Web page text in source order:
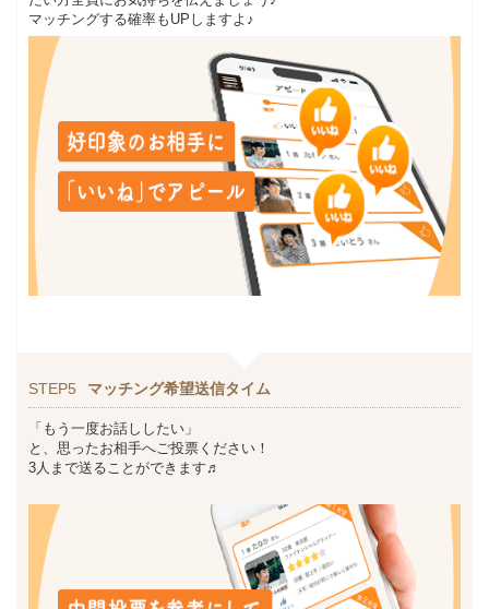
マッチングする確率もUPしますよ♪
STEP5 マッチング希望送信タイム
「もう一度お話ししたい」
と、思ったお相手へご投票ください！
3人まで送ることができます♬